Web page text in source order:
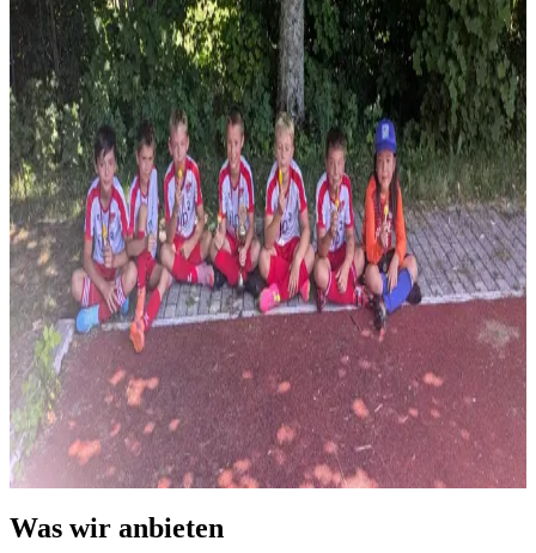
Vier Gruppensiege ohne Gegentor und ein 2:0 im Halbfinale – erst
im Finale wird unsere F-Jugend gestoppt: P...
News
14. Juli 2026
Rückblick: 1. Fanclub Worldcup Rot-Weiß –
Endrunde auf unserem Hauptplatz
36 Teams von FC-Bayern-Fanclubs aus vier Ländern, ein
Wochenende voller Fußball – und das große Finale auf...
News
14. Juli 2026
Ausblick: Das erwartet uns in der Saison 2026/27
Die Ligeneinteilung steht und der Spielplan ist da: Auftakt am 25.
Juli daheim gegen den FC Töging – und da...
Alle News & Termine ansehen
Was wir anbieten